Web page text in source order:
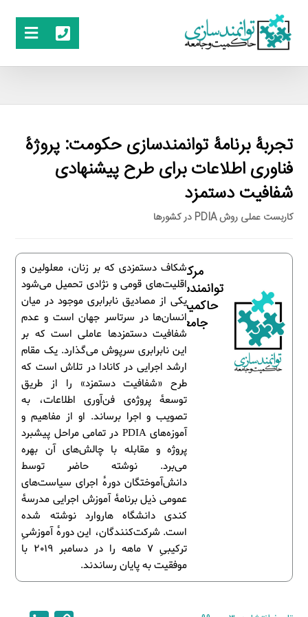
تجربۀ برنامۀ توانمندسازی حکومت: پروژۀ
فناوری اطلاعات برای طرح پیشنهادی
شفافیت دستمزد
کاربست عملی روش PDIA در کشورها
شکاف دستمزدی که بر زنان، معلولین و
اقلیت‌های قومی و نژادی تحمیل می‌شود
یکی از مصادیق نابرابری موجود در میان
انسان‌ها در سرتاسر جهان است و عدم
شفافیت دستمزدها عاملی است که بر
این نابرابری سرپوش می‌گذارد. یک مقام
ارشد اجرایی در کانادا در تلاش است که
طرح «شفافیت دستمزد» را از طریق
توسعۀ پروژه‌ی فن‌آوری اطلاعات، به
تصویب و اجرا برساند. او از مفاهیم و
آموزه‌های PDIA در تمامی مراحل پیشبرد
پروژه و مقابله با چالش‌های آن بهره
می‌برد. نوشته حاضر توسط
دانش‌آموختگان دورۀ اجرای سیاست‌های
عمومی ذیل برنامۀ آموزش اجرایی مدرسۀ
کندی دانشگاه هاروارد نوشته شده
است. شرکت‌کنندگان، این دورۀ آموزشیِ
ترکیبیِ 7 ماهه را در دسامبر 2019 با
موفقیت به پایان رساندند.
مرکز
توانمندسازی
حاکمیت و
جامعه